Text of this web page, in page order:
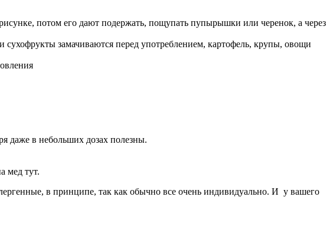
потом его дают подержать, пощупать пупырышки или черенок, а через
замачиваются перед употреблением, картофель, крупы, овощи
даже в небольших дозах полезны.
мед тут.
в принципе, так как обычно все очень индивидуально. И у вашего